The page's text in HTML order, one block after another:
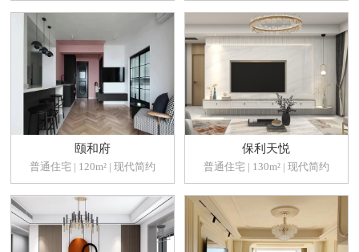
颐和府
普通住宅 | 120m² | 现代简约
保利天悦
普通住宅 | 130m² | 现代简约